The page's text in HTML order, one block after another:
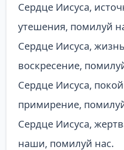
Сердце Иисуса,
утешения, помилуй
Сердце Иисуса,
воскресение,
Сердце Иисуса,
примирение,
Сердце Иисуса,
наши, помилуй нас.